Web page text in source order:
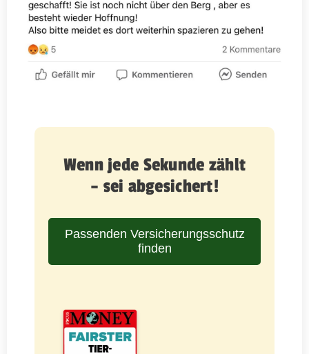
Wenn jede Sekunde zählt
– sei abgesichert!
Passenden Versicherungsschutz
finden